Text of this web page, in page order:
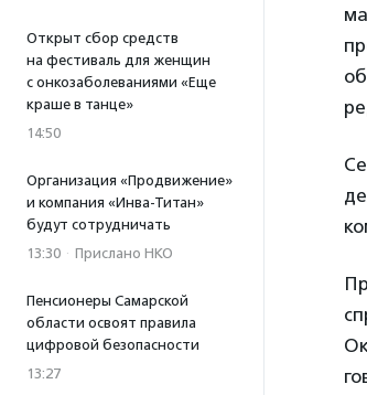
Открыт сбор средств
на фестиваль для женщин
с онкозаболеваниями «Еще
краше в танце»
14:50
Организация «Продвижение»
и компания «Инва-Титан»
будут сотрудничать
13:30 · Прислано НКО
Пенсионеры Самарской
области освоят правила
цифровой безопасности
13:27